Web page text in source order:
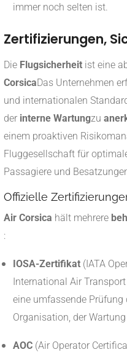
immer noch selten ist.
Zertifizierungen,
Die Flugsicherheit ist eine
CorsicaDas Unternehmen
und internationalen
der interne Wartungzu
einem proaktiven
Fluggesellschaft für
Passagiere und
Offizielle
Air Corsica hält mehrere
:
IOSA-Zertifikat (IATA
International Air
eine umfassende Prüfung
Organisation, der
AOC (Air Operator